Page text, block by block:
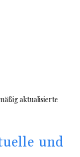
aktualisierte
und